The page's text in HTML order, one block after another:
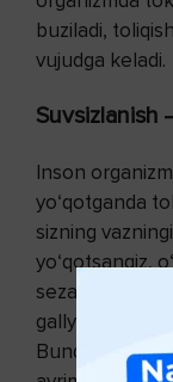
buziladi,
vujudga keladi.
Suvsizlanish
Inson
yo‘qotganda
sizning
yo‘qotsangiz,
sezasiz. Agar
Bundan